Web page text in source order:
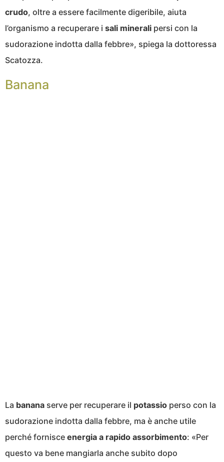
crudo, oltre a essere facilmente digeribile, aiuta
l’organismo a recuperare i sali minerali persi con la
sudorazione indotta dalla febbre», spiega la dottoressa
Scatozza.
Banana
La banana serve per recuperare il potassio perso con la
sudorazione indotta dalla febbre, ma è anche utile
perché fornisce energia a rapido assorbimento: «Per
questo va bene mangiarla anche subito dopo